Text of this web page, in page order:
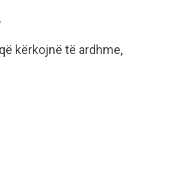
kërkojnë të ardhme,